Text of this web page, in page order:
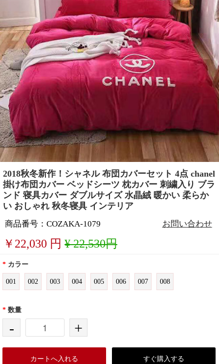
2018秋冬新作！シャネル 布団カバーセット 4点 chanel
掛け布団カバー ベッドシーツ 枕カバー 刺繍入り ブラ
ンド 寝具カバー ダブルサイズ 水晶絨 暖かい 柔らか
い おしゃれ 秋冬寝具 インテリア
商品番号：COZAKA-1079 お問い合わせ
￥ 22,030 円 ¥ 22,530円
* カラー
001 002 003 004 005 006 007 008
* 数量
- +
カートへ入れる すぐ購入する